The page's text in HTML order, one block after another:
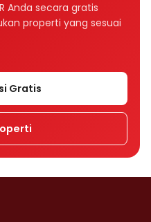
Anda secara gratis
properti yang sesuai
Gratis